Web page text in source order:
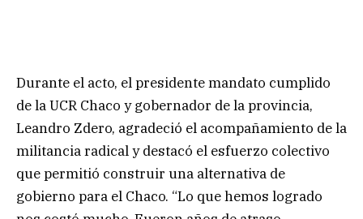
Durante el acto, el presidente mandato cumplido
de la UCR Chaco y gobernador de la provincia,
Leandro Zdero, agradeció el acompañamiento de la
militancia radical y destacó el esfuerzo colectivo
que permitió construir una alternativa de
gobierno para el Chaco. “Lo que hemos logrado